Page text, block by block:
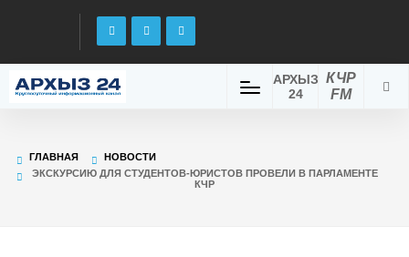
КЧР
FM
АРХЫЗ
24
ГЛАВНАЯ
НОВОСТИ
ЭКСКУРСИЮ ДЛЯ СТУДЕНТОВ-ЮРИСТОВ ПРОВЕЛИ В ПАРЛАМЕНТЕ
КЧР